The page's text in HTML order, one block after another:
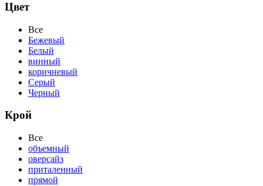
Цвет
Все
Бежевый
Белый
винный
коричневый
Серый
Черный
Крой
Все
объемный
оверсайз
приталенный
прямой